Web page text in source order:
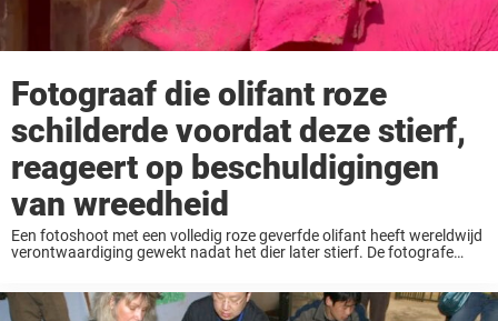
Fotograaf die olifant roze
schilderde voordat deze stierf,
reageert op beschuldigingen
van wreedheid
Een fotoshoot met een volledig roze geverfde olifant heeft wereldwijd
verontwaardiging gewekt nadat het dier later stierf. De fotografe